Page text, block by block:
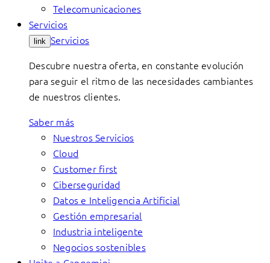
Telecomunicaciones
Servicios
link Servicios
Descubre nuestra oferta, en constante evolución
para seguir el ritmo de las necesidades cambiantes
de nuestros clientes.
Saber más
Nuestros Servicios
Cloud
Customer first
Ciberseguridad
Datos e Inteligencia Artificial
Gestión empresarial
Industria inteligente
Negocios sostenibles